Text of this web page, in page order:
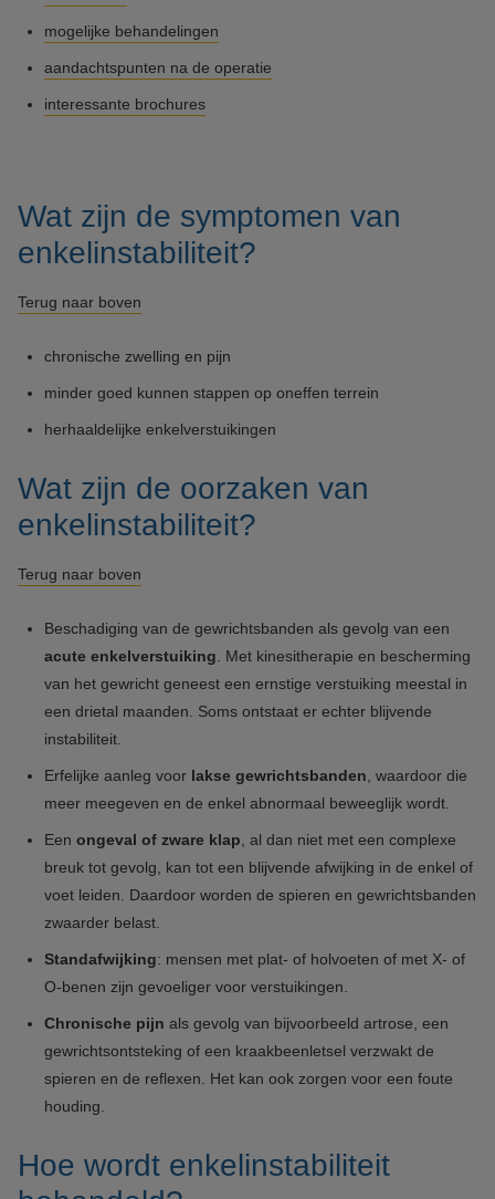
mogelijke behandelingen
aandachtspunten na de operatie
interessante brochures
Wat zijn de symptomen van
enkelinstabiliteit?
Terug naar boven
chronische zwelling en pijn
minder goed kunnen stappen op oneffen terrein
herhaaldelijke enkelverstuikingen
Wat zijn de oorzaken van
enkelinstabiliteit?
Terug naar boven
Beschadiging van de gewrichtsbanden als gevolg van een
acute enkelverstuiking . Met kinesitherapie en bescherming
van het gewricht geneest een ernstige verstuiking meestal in
een drietal maanden. Soms ontstaat er echter blijvende
instabiliteit.
Erfelijke aanleg voor lakse gewrichtsbanden , waardoor die
meer meegeven en de enkel abnormaal beweeglijk wordt.
Een ongeval of zware klap , al dan niet met een complexe
breuk tot gevolg, kan tot een blijvende afwijking in de enkel of
voet leiden. Daardoor worden de spieren en gewrichtsbanden
zwaarder belast.
Standafwijking: mensen met plat- of holvoeten of met X- of
O-benen zijn gevoeliger voor verstuikingen.
Chronische pijn als gevolg van bijvoorbeeld artrose, een
gewrichtsontsteking of een kraakbeenletsel verzwakt de
spieren en de reflexen. Het kan ook zorgen voor een foute
houding.
Hoe wordt enkelinstabiliteit